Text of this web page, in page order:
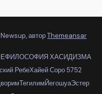
авторThemeansar
ФИЛОСОФИЯ ХАСИДИЗМА
РебеХайей Соро 5752
ТегилимЙегошуаЭстер